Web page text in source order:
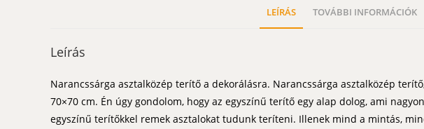
LEÍRÁS TOVÁBBI INFORMÁCIÓK
Leírás
Narancssárga asztalközép terítő a dekorálásra. Narancssárga asztalközép
70×70 cm. Én úgy gondolom, hogy az egyszínű terítő egy alap dolog, ami
egyszínű terítőkkel remek asztalokat tudunk teríteni. Illenek mind a mintás,